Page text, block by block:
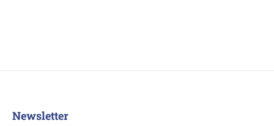
Newsletter